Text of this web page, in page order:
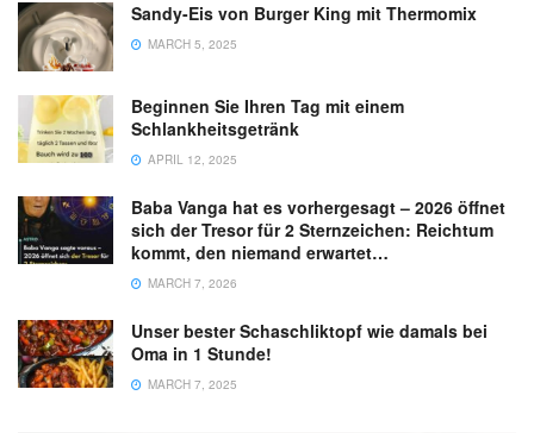
Sandy-Eis von Burger King mit Thermomix
MARCH 5, 2025
Beginnen Sie Ihren Tag mit einem
Schlankheitsgetränk
APRIL 12, 2025
Baba Vanga hat es vorhergesagt – 2026 öffnet
sich der Tresor für 2 Sternzeichen: Reichtum
kommt, den niemand erwartet…
MARCH 7, 2026
Unser bester Schaschliktopf wie damals bei
Oma in 1 Stunde!
MARCH 7, 2025